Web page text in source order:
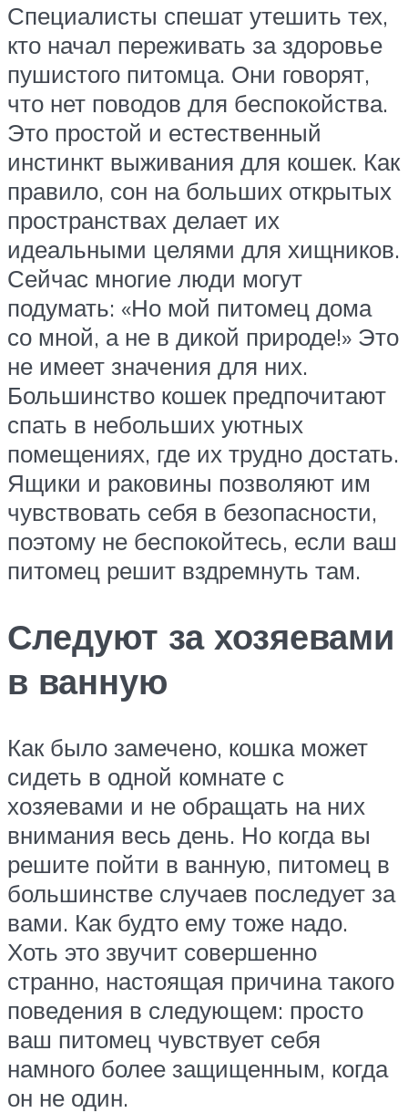
Специалисты спешат утешить тех,
кто начал переживать за здоровье
пушистого питомца. Они говорят,
что нет поводов для беспокойства.
Это простой и естественный
инстинкт выживания для кошек. Как
правило, сон на больших открытых
пространствах делает их
идеальными целями для хищников.
Сейчас многие люди могут
подумать: «Но мой питомец дома
со мной, а не в дикой природе!» Это
не имеет значения для них.
Большинство кошек предпочитают
спать в небольших уютных
помещениях, где их трудно достать.
Ящики и раковины позволяют им
чувствовать себя в безопасности,
поэтому не беспокойтесь, если ваш
питомец решит вздремнуть там.
Следуют за хозяевами
в ванную
Как было замечено, кошка может
сидеть в одной комнате с
хозяевами и не обращать на них
внимания весь день. Но когда вы
решите пойти в ванную, питомец в
большинстве случаев последует за
вами. Как будто ему тоже надо.
Хоть это звучит совершенно
странно, настоящая причина такого
поведения в следующем: просто
ваш питомец чувствует себя
намного более защищенным, когда
он не один.